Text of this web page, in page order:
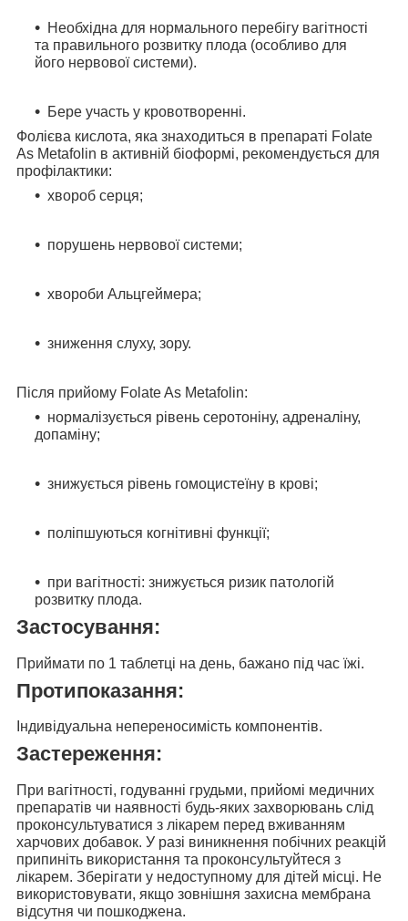
Необхідна для нормального перебігу вагітності
та правильного розвитку плода (особливо для
його нервової системи).
Бере участь у кровотворенні.
Фолієва кислота, яка знаходиться в препараті Folate
As Metafolin в активній біоформі, рекомендується для
профілактики:
хвороб серця;
порушень нервової системи;
хвороби Альцгеймера;
зниження слуху, зору.
Після прийому Folate As Metafolin:
нормалізується рівень серотоніну, адреналіну,
допаміну;
знижується рівень гомоцистеїну в крові;
поліпшуються когнітивні функції;
при вагітності: знижується ризик патологій
розвитку плода.
Застосування:
Приймати по 1 таблетці на день, бажано під час їжі.
Протипоказання:
Індивідуальна непереносимість компонентів.
Застереження:
При вагітності, годуванні грудьми, прийомі медичних
препаратів чи наявності будь-яких захворювань слід
проконсультуватися з лікарем перед вживанням
харчових добавок. У разі виникнення побічних реакцій
припиніть використання та проконсультуйтеся з
лікарем. Зберігати у недоступному для дітей місці. Не
використовувати, якщо зовнішня захисна мембрана
відсутня чи пошкоджена.